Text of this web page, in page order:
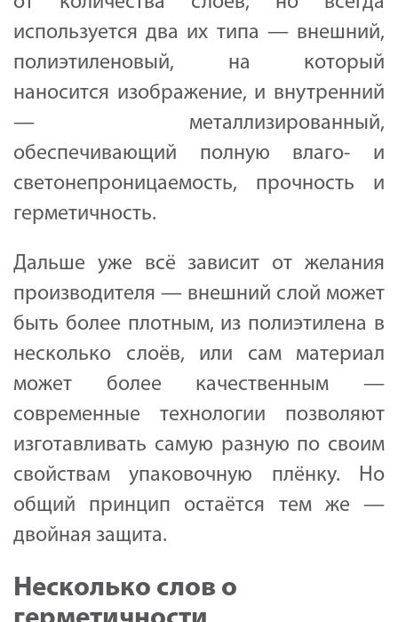
используется два их типа — внешний,
полиэтиленовый, на который
наносится изображение, и внутренний
— металлизированный,
обеспечивающий полную влаго- и
светонепроницаемость, прочность и
герметичность.
Дальше уже всё зависит от желания
производителя — внешний слой может
быть более плотным, из полиэтилена в
несколько слоёв, или сам материал
может более качественным —
современные технологии позволяют
изготавливать самую разную по своим
свойствам упаковочную плёнку. Но
общий принцип остаётся тем же —
двойная защита.
Несколько слов о